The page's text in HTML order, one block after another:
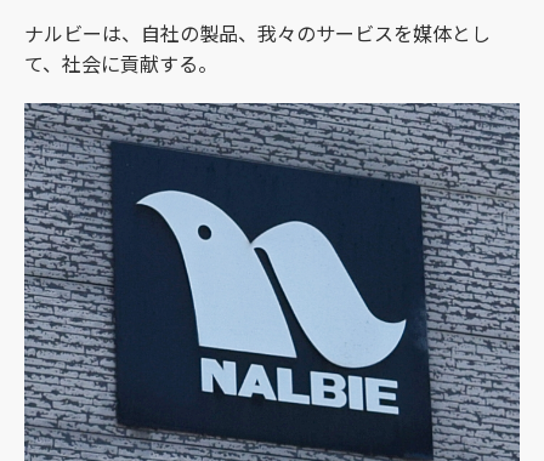
ナルビーは、自社の製品、我々のサービスを媒体とし
て、社会に貢献する。